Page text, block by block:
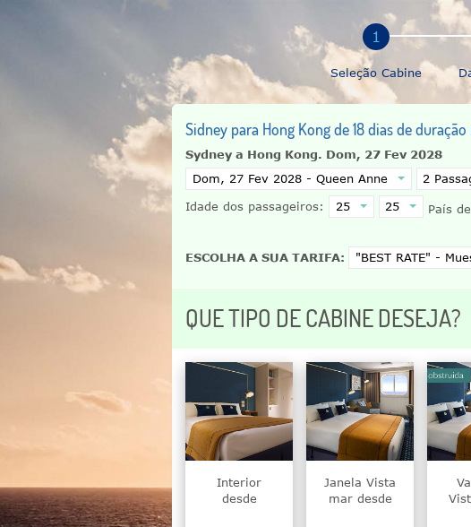
Seleção Cabine
Sidney para Hong Kong de 18 dias de
Sydney a Hong Kong. Dom, 27 Fev 2028
Idade dos passageiros:
País
ESCOLHA A SUA TARIFA:
QUE TIPO DE CABINE DESEJA?
Interior
desde
Janela Vista
mar desde